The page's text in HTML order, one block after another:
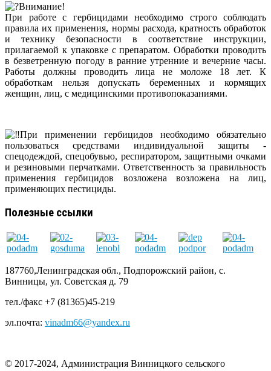
Внимание!
При работе с гербицидами необходимо строго соблюдать
правила их применения, нормы расхода, кратность обработок
и технику безопасности в соответствие инструкции,
прилагаемой к упаковке с препаратом. Обработки проводить
в безветренную погоду в ранние утренние и вечерние часы.
Работы должны проводить лица не моложе 18 лет. К
обработкам нельзя допускать беременных и кормящих
женщин, лиц, с медицинскими противопоказаниями.
При применении гербицидов необходимо обязательно
пользоваться средствами индивидуальной защиты -
спецодеждой, спецобувью, респиратором, защитными очками
и резиновыми перчатками. Ответственность за правильность
применения гербицидов возложена возложена на лиц,
применяющих пестициды.
Полезные ссылки
187760,Ленинградская обл., Подпорожский район, с.
Винницы, ул. Советская д. 79
тел./факс +7 (81365)45-219
эл.почта: vinadm66@yandex.ru
© 2017-2024, Администрация Винницкого сельского